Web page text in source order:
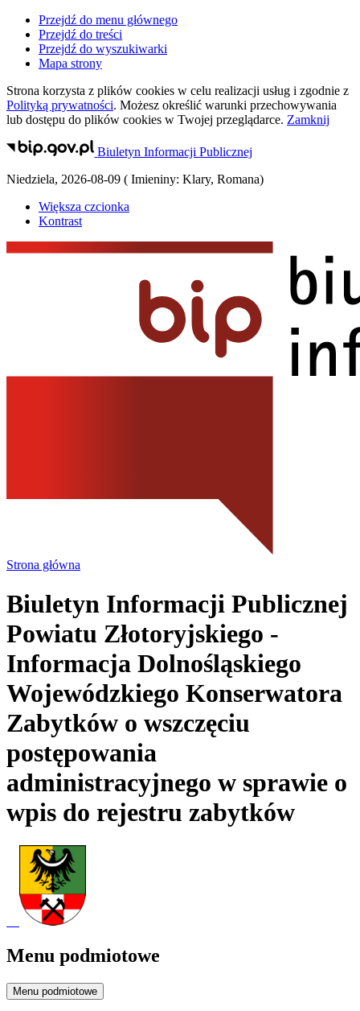
Przejdź do menu głównego
Przejdź do treści
Przejdź do wyszukiwarki
Mapa strony
Strona korzysta z plików cookies w celu realizacji usług i zgodnie z
Polityką prywatności. Możesz określić warunki przechowywania
lub dostępu do plików cookies w Twojej przeglądarce. Zamknij
Biuletyn Informacji Publicznej
Niedziela, 2026-08-09 ( Imieniny: Klary, Romana)
Większa czcionka
Kontrast
Strona główna
Biuletyn Informacji Publicznej
Powiatu Złotoryjskiego -
Informacja Dolnośląskiego
Wojewódzkiego Konserwatora
Zabytków o wszczęciu
postępowania
administracyjnego w sprawie o
wpis do rejestru zabytków
Menu podmiotowe
Menu podmiotowe